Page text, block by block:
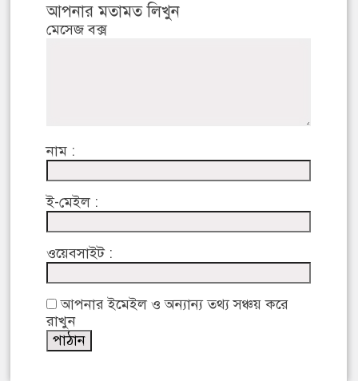
আপনার মতামত লিখুন
মেসেজ বক্স
নাম :
ই-মেইল :
ওয়েবসাইট :
আপনার ইমেইল ও অন্যান্য তথ্য সঞ্চয় করে
রাখুন